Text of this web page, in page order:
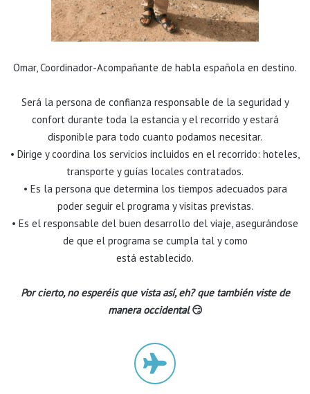
Omar, Coordinador-Acompañante de habla española en destino.
Será la persona de confianza responsable de la seguridad y
confort durante toda la estancia y el recorrido y estará
disponible para todo cuanto podamos necesitar.
• Dirige y coordina los servicios incluidos en el recorrido: hoteles,
transporte y guías locales contratados.
• Es la persona que determina los tiempos adecuados para
poder seguir el programa y visitas previstas.
• Es el responsable del buen desarrollo del viaje, asegurándose
de que el programa se cumpla tal y como
está establecido.
Por cierto, no esperéis que vista así, eh? que también viste de
manera occidental😏